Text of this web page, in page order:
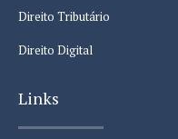
Direito Tributário
Direito Digital
Links